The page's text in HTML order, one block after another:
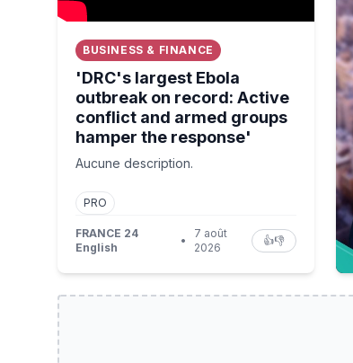
BUSINESS & FINANCE
'DRC's largest Ebola
outbreak on record: Active
conflict and armed groups
hamper the response'
Aucune description.
PRO
FRANCE 24
English
•
7 août
2026
👍👎